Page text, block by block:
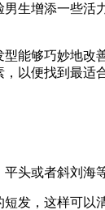
男生增添一些
能够巧妙地
以便找到最适
头或者斜刘海
发，这样可以